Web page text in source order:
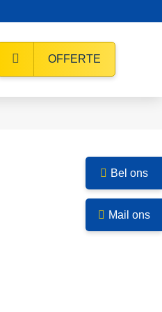
OFFERTE
Bel ons
Mail ons